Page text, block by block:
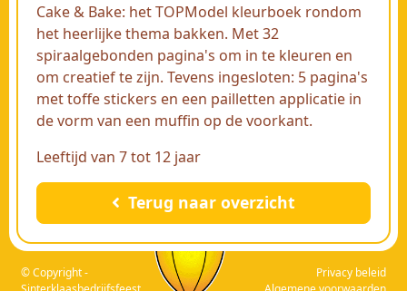
Cake & Bake: het TOPModel kleurboek rondom
het heerlijke thema bakken. Met 32
spiraalgebonden pagina's om in te kleuren en
om creatief te zijn. Tevens ingesloten: 5 pagina's
met toffe stickers en een pailletten applicatie in
de vorm van een muffin op de voorkant.
Leeftijd van 7 tot 12 jaar
Terug naar overzicht
© Copyright -
Privacy beleid